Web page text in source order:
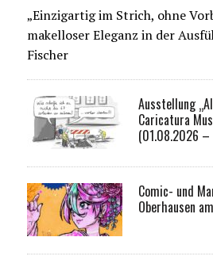
„Einzigartig im Strich, ohne
makelloser Eleganz in der
Fischer
Ausstellung
Caricatura
(01.08.2026 –
Comic- und
Oberhausen